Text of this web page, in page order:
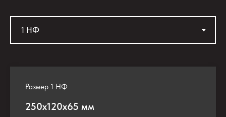
Размер 1 НФ
250х120х65 мм